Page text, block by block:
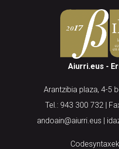
Aiurri.eus -
Arantzibia plaza, 4-5
Tel.: 943 300 732 |
andoain@aiurri.eus |